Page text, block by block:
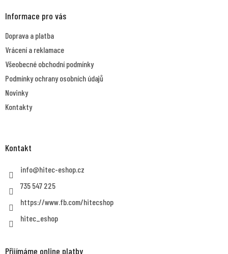
Informace pro vás
Doprava a platba
Vrácení a reklamace
Všeobecné obchodní podmínky
Podmínky ochrany osobních údajů
Novinky
Kontakty
Kontakt
info@hitec-eshop.cz
735 547 225
https://www.fb.com/hitecshop
hitec_eshop
Přijímáme online platby